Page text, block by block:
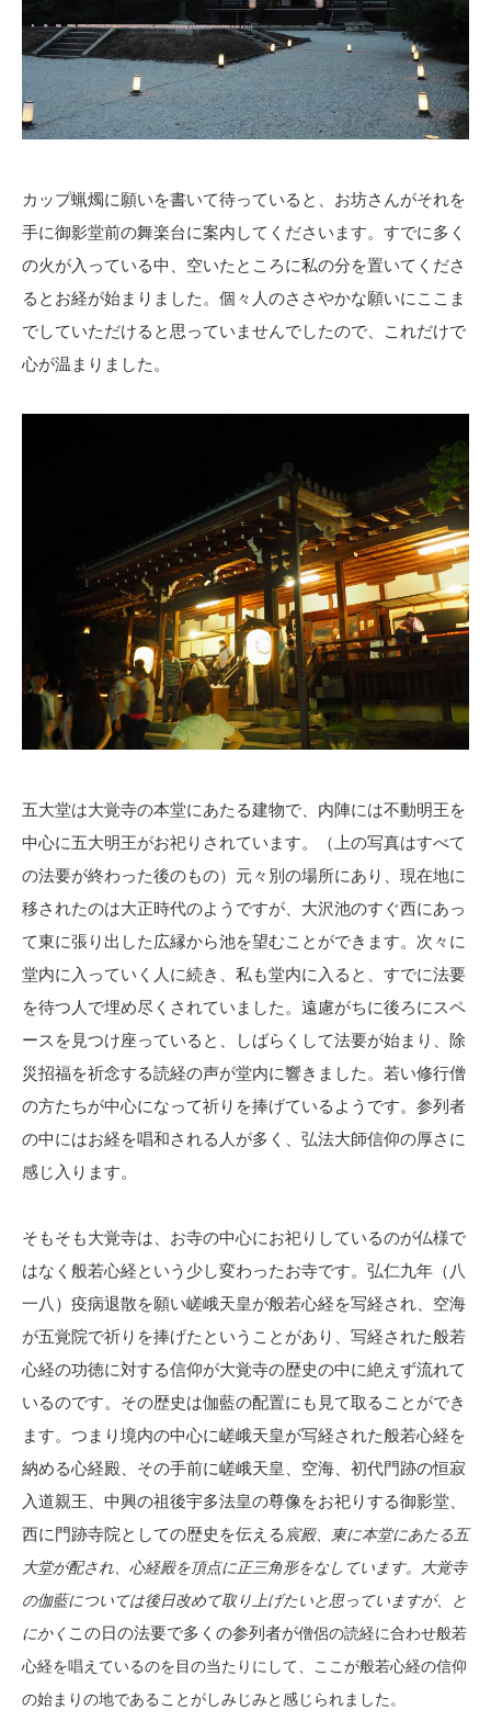
カップ蝋燭に願いを書いて待っていると、お坊さんがそれを
手に御影堂前の舞楽台に案内してくださいます。すでに多く
の火が入っている中、空いたところに私の分を置いてくださ
るとお経が始まりました。個々人のささやかな願いにここま
でしていただけると思っていませんでしたので、これだけで
心が温まりました。
五大堂は大覚寺の本堂にあたる建物で、内陣には不動明王を
中心に五大明王がお祀りされています。（上の写真はすべて
の法要が終わった後のもの）元々別の場所にあり、現在地に
移されたのは大正時代のようですが、大沢池のすぐ西にあっ
て東に張り出した広縁から池を望むことができます。次々に
堂内に入っていく人に続き、私も堂内に入ると、すでに法要
を待つ人で埋め尽くされていました。遠慮がちに後ろにスペ
ースを見つけ座っていると、しばらくして法要が始まり、除
災招福を祈念する読経の声が堂内に響きました。若い修行僧
の方たちが中心になって祈りを捧げているようです。参列者
の中にはお経を唱和される人が多く、弘法大師信仰の厚さに
感じ入ります。
そもそも大覚寺は、お寺の中心にお祀りしているのが仏様で
はなく般若心経という少し変わったお寺です。弘仁九年（八
一八）疫病退散を願い嵯峨天皇が般若心経を写経され、空海
が五覚院で祈りを捧げたということがあり、写経された般若
心経の功徳に対する信仰が大覚寺の歴史の中に絶えず流れて
いるのです。その歴史は伽藍の配置にも見て取ることができ
ます。つまり境内の中心に嵯峨天皇が写経された般若心経を
納める心経殿、その手前に嵯峨天皇、空海、初代門跡の恒寂
入道親王、中興の祖後宇多法皇の尊像をお祀りする御影堂、
西に門跡寺院としての歴史を伝える 宸殿、東に本堂にあたる五
大堂が配され、心経殿を頂点に正三角形をなしています。大覚寺
の伽藍については後日改めて取り上げたいと思っていますが、と
にかく この日の法要で多くの参列者が僧侶の読経に合わせ般若
心経を唱えているのを目の当たりにして、ここが般若心経の信仰
の始まりの地であることがしみじみと感じられました。